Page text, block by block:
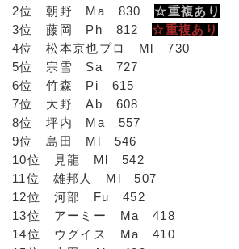
2位 朝野 Ma 830☆重複あり
3位 藤岡 Ph 812☆重複あり
4位 松本京也プロ Ml 730
5位 宗雪 Sa 727
6位 竹森 Pi 615
7位 大野 Ab 608
8位 坪内 Ma 557
9位 島田 Ml 546
10位 見龍 Ml 542
11位 雄邦人 Ml 507
12位 河部 Fu 452
13位 アーミー Ma 418
14位 ウグイス Ma 410